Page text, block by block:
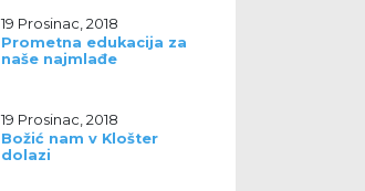
19 Prosinac, 2018
Prometna edukacija za
naše najmlađe
19 Prosinac, 2018
Božić nam v Klošter
dolazi